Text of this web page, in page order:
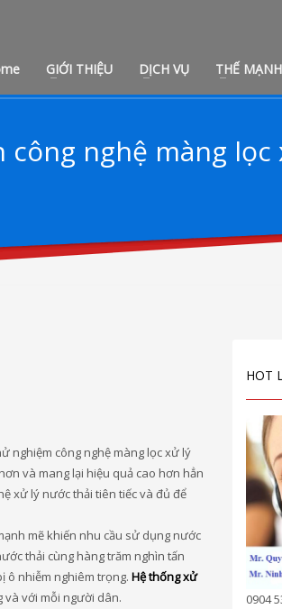
GIỚI THIỆU DỊCH VỤ THẾ MẠNH
công nghệ màng
nghiệm công nghệ màng lọc xử lý
và mang lại hiệu quả cao hơn hẳn
xử lý nước thải tiên tiếc và đủ để
mẽ khiến nhu cầu sử dụng nước
thải cùng hàng trăm nghìn tấn
ô nhiễm nghiêm trọng. Hệ thống xử
và với mỗi người dân.
HOT
0904